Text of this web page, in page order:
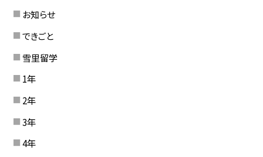
お知らせ
できごと
雪里留学
1年
2年
3年
4年